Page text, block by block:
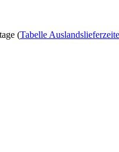
(Tabelle